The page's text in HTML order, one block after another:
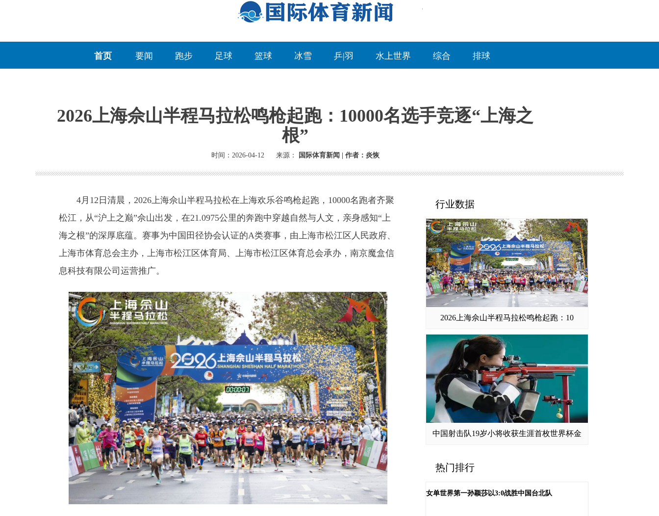
首页 要闻 跑步 足球 篮球 冰雪 乒|羽 水上世界 综合 排球
2026上海佘山半程马拉松鸣枪起跑：10000名选手竞逐“上海之
根”
时间：2026-04-12 来源： 国际体育新闻 | 作者：炎恢
4月12日清晨，2026上海佘山半程马拉松在上海欢乐谷鸣枪起跑，10000名跑者齐聚
松江，从“沪上之巅”佘山出发，在21.0975公里的奔跑中穿越自然与人文，亲身感知“上
海之根”的深厚底蕴。赛事为中国田径协会认证的A类赛事，由上海市松江区人民政府、
上海市体育总会主办，上海市松江区体育局、上海市松江区体育总会承办，南京魔盒信
息科技有限公司运营推广。
行业数据
2026上海佘山半程马拉松鸣枪起跑：10
中国射击队19岁小将收获生涯首枚世界杯金
热门排行
女单世界第一孙颖莎以3:0战胜中国台北队